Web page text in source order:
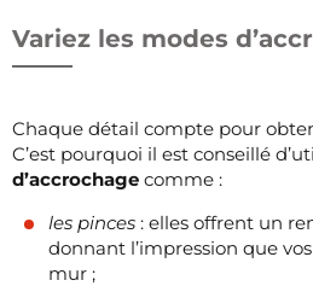
Variez les modes
Chaque détail compte pour
C’est pourquoi il est conseillé
d’accrochage comme :
les pinces : elles offrent un
donnant l’impression que
mur ;